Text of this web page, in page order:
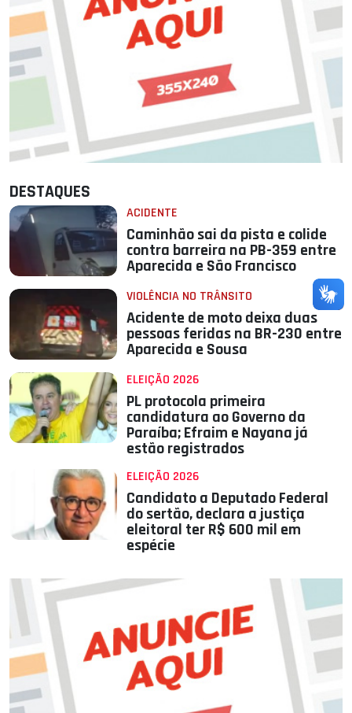
DESTAQUES
ACIDENTE
Caminhão sai da pista e colide
contra barreira na PB-359 entre
Aparecida e São Francisco
VIOLÊNCIA NO TRÂNSITO
Acidente de moto deixa duas
pessoas feridas na BR-230 entre
Aparecida e Sousa
ELEIÇÃO 2026
PL protocola primeira
candidatura ao Governo da
Paraíba; Efraim e Nayana já
estão registrados
ELEIÇÃO 2026
Candidato a Deputado Federal
do sertão, declara a justiça
eleitoral ter R$ 600 mil em
espécie